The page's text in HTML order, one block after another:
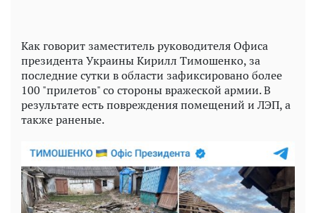
Как говорит заместитель руководителя Офиса
президента Украины Кирилл Тимошенко, за
последние сутки в области зафиксировано более
100 "прилетов" со стороны вражеской армии. В
результате есть повреждения помещений и ЛЭП, а
также раненые.